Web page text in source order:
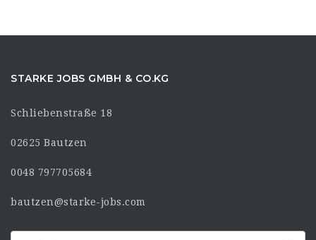
STARKE JOBS GMBH & CO.KG
Schliebenstraße 18
02625 Bautzen
0048 797705684
bautzen@starke-jobs.com